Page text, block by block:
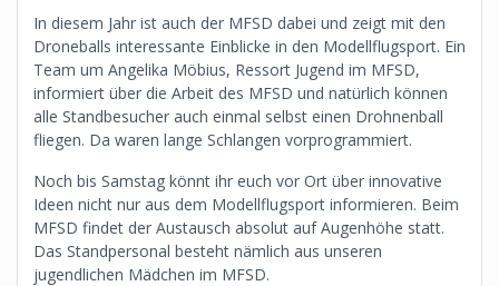
In diesem Jahr ist auch der MFSD dabei und zeigt mit den
Droneballs interessante Einblicke in den Modellflugsport. Ein
Team um Angelika Möbius, Ressort Jugend im MFSD,
informiert über die Arbeit des MFSD und natürlich können
alle Standbesucher auch einmal selbst einen Drohnenball
fliegen. Da waren lange Schlangen vorprogrammiert.
Noch bis Samstag könnt ihr euch vor Ort über innovative
Ideen nicht nur aus dem Modellflugsport informieren. Beim
MFSD findet der Austausch absolut auf Augenhöhe statt.
Das Standpersonal besteht nämlich aus unseren
jugendlichen Mädchen im MFSD.